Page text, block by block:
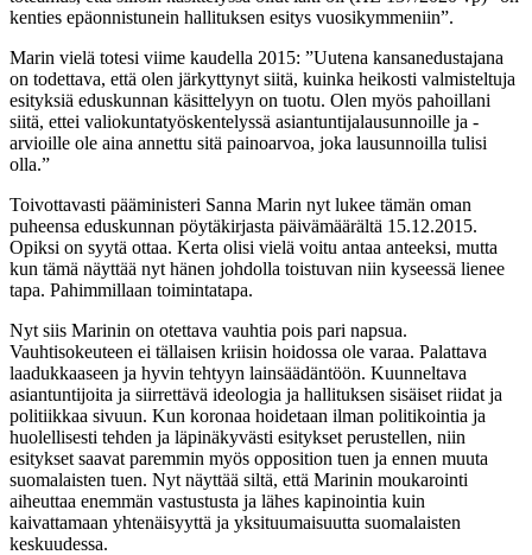
kenties epäonnistunein hallituksen esitys vuosikymmeniin”.
Marin vielä totesi viime kaudella 2015: ”Uutena kansanedustajana
on todettava, että olen järkyttynyt siitä, kuinka heikosti valmisteltuja
esityksiä eduskunnan käsittelyyn on tuotu. Olen myös pahoillani
siitä, ettei valiokuntatyöskentelyssä asiantuntijalausunnoille ja -
arvioille ole aina annettu sitä painoarvoa, joka lausunnoilla tulisi
olla.”
Toivottavasti pääministeri Sanna Marin nyt lukee tämän oman
puheensa eduskunnan pöytäkirjasta päivämäärältä 15.12.2015.
Opiksi on syytä ottaa. Kerta olisi vielä voitu antaa anteeksi, mutta
kun tämä näyttää nyt hänen johdolla toistuvan niin kyseessä lienee
tapa. Pahimmillaan toimintatapa.
Nyt siis Marinin on otettava vauhtia pois pari napsua.
Vauhtisokeuteen ei tällaisen kriisin hoidossa ole varaa. Palattava
laadukkaaseen ja hyvin tehtyyn lainsäädäntöön. Kuunneltava
asiantuntijoita ja siirrettävä ideologia ja hallituksen sisäiset riidat ja
politiikkaa sivuun. Kun koronaa hoidetaan ilman politikointia ja
huolellisesti tehden ja läpinäkyvästi esitykset perustellen, niin
esitykset saavat paremmin myös opposition tuen ja ennen muuta
suomalaisten tuen. Nyt näyttää siltä, että Marinin moukarointi
aiheuttaa enemmän vastustusta ja lähes kapinointia kuin
kaivattamaan yhtenäisyyttä ja yksituumaisuutta suomalaisten
keskuudessa.